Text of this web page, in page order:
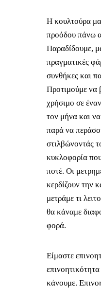
Η κουλτούρα
προόδου πάνω
Παραδίδουμε,
πραγματικές
συνθήκες και
Προτιμούμε να
χρήσιμο σε
τον μήνα και
παρά να
στιλβώνοντάς
κυκλοφορία
ποτέ. Οι
κερδίζουν την
μετράμε τι
θα κάναμε
φορά.
Είμαστε
κάνουμε.